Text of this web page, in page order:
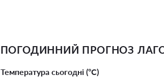
ПОГОДИННИЙ ПРОГНОЗ
Температура сьогодні (°С)